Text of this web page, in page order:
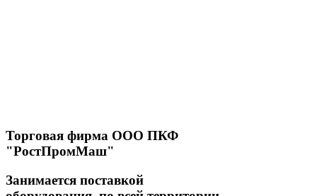
Торговая фирма ООО ПКФ
"РостПромМаш"
Занимается поставкой